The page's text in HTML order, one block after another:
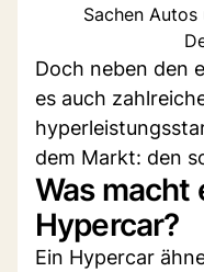
Sachen
Doch neben den
es auch
dem Markt: den
Was macht
Hypercar?
Ein Hypercar